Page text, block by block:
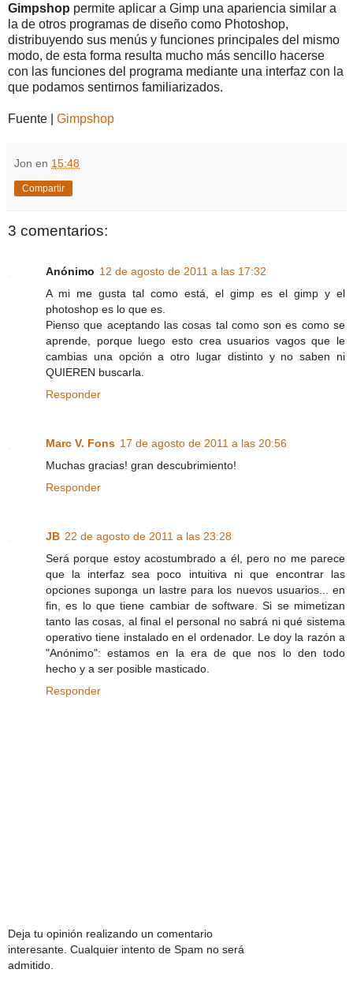
Gimpshop permite aplicar a Gimp una apariencia similar a
la de otros programas de diseño como Photoshop,
distribuyendo sus menús y funciones principales del mismo
modo, de esta forma resulta mucho más sencillo hacerse
con las funciones del programa mediante una interfaz con la
que podamos sentirnos familiarizados.
Fuente | Gimpshop
Jon en 15:48
Compartir
3 comentarios:
Anónimo 12 de agosto de 2011 a las 17:32
A mi me gusta tal como está, el gimp es el gimp y el
photoshop es lo que es.
Pienso que aceptando las cosas tal como son es como se
aprende, porque luego esto crea usuarios vagos que le
cambias una opción a otro lugar distinto y no saben ni
QUIEREN buscarla.
Responder
Marc V. Fons 17 de agosto de 2011 a las 20:56
Muchas gracias! gran descubrimiento!
Responder
JB 22 de agosto de 2011 a las 23:28
Será porque estoy acostumbrado a él, pero no me parece
que la interfaz sea poco intuitiva ni que encontrar las
opciones suponga un lastre para los nuevos usuarios... en
fin, es lo que tiene cambiar de software. Si se mimetizan
tanto las cosas, al final el personal no sabrá ni qué sistema
operativo tiene instalado en el ordenador. Le doy la razón a
"Anónimo": estamos en la era de que nos lo den todo
hecho y a ser posible masticado.
Responder
Deja tu opinión realizando un comentario
interesante. Cualquier intento de Spam no será
admitido.